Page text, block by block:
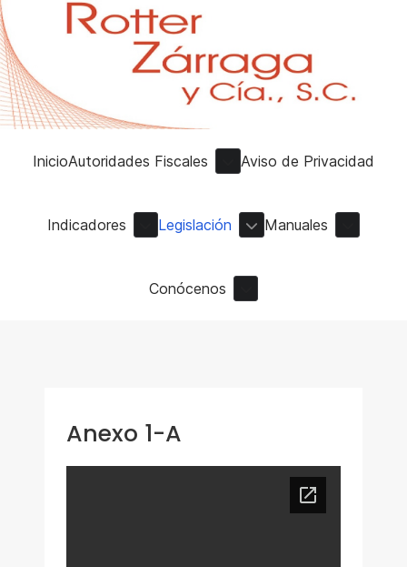
InicioAutoridades Fiscales Aviso de Privacidad
Indicadores Legislación Manuales
Conócenos
Anexo 1-A